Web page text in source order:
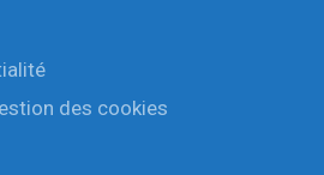
des cookies